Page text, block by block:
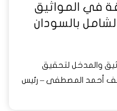
في المواثيق
بالسودان
والمدخل لتحقيق
أحمد المصطفى – رئيس